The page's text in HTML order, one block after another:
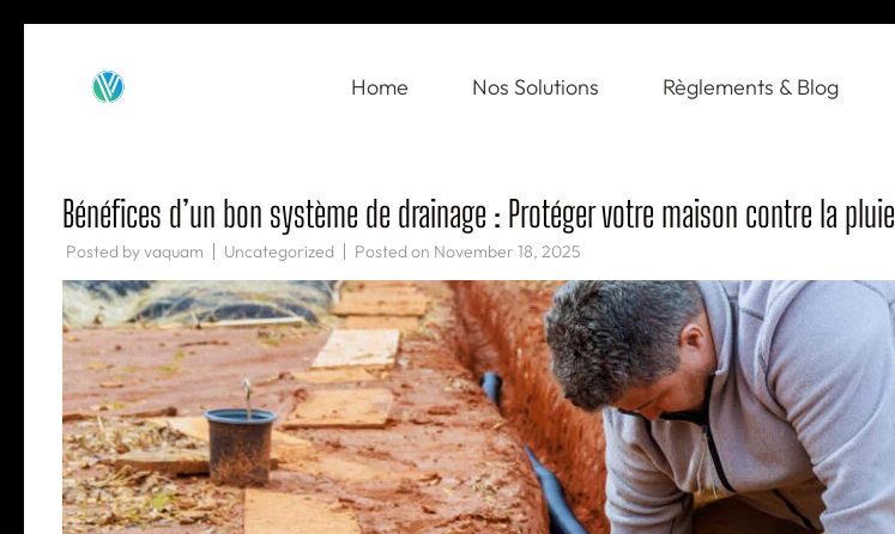
content
VAQUAM
Irrigation
Home Nos Solutions Règlements & Blog
Bénéfices d’un bon système de drainage : Protéger votre maison contre la pluie
Posted byvaquam Uncategorized Posted on November 18, 2025